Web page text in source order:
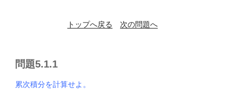
トップへ戻る 次の問題へ
問題5.1.1
累次積分を計算せよ。